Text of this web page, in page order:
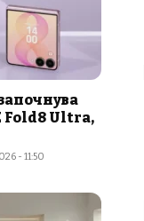
Fold8 Ultra,
- 11:50